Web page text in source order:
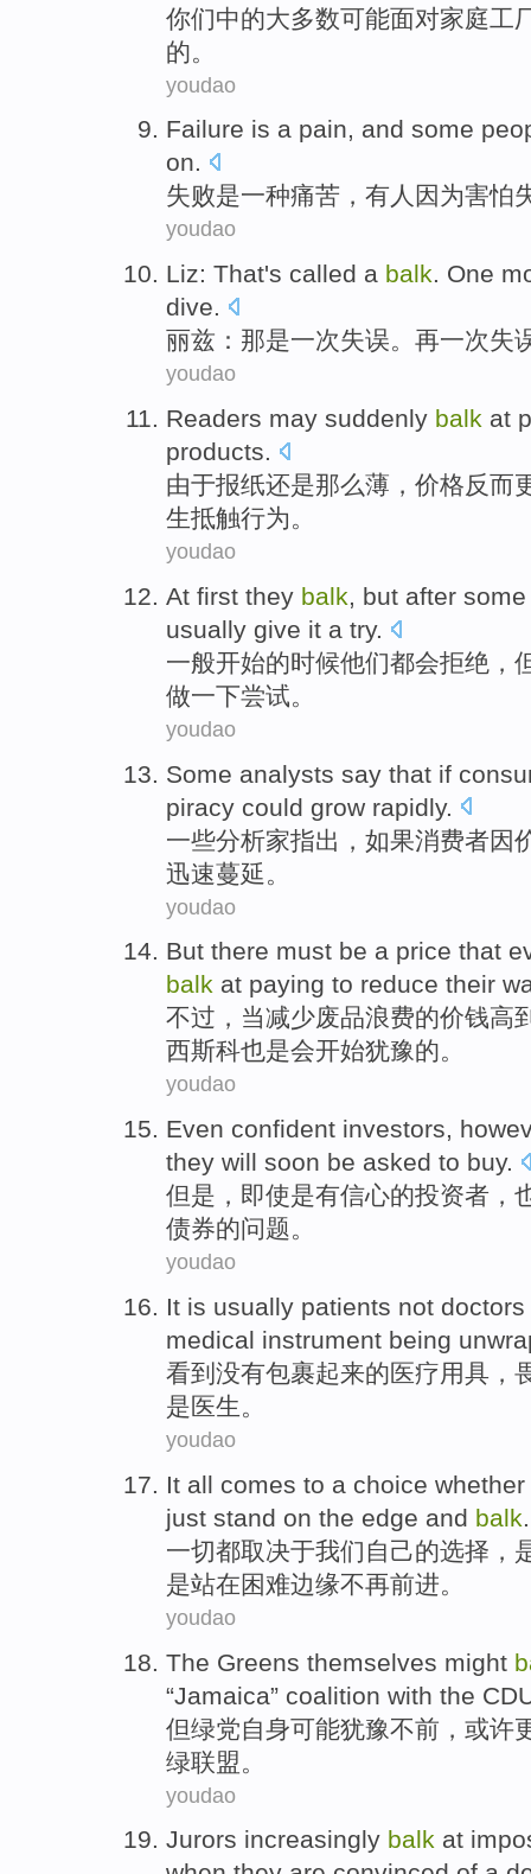
你们中的大多数可能面对家庭工
的。
youdao
Failure is a pain, and some
on.
失败是一种痛苦 ， 有人 因为害怕
youdao
Liz: That's called a balk. One
dive.
丽兹 ： 那是一次失误。 再一次失
youdao
Readers may suddenly balk at
products.
由于报纸还是那么薄， 价格反而
生抵触行为。
youdao
At first they balk, but after
usually give it a try.
一般开始的时候他们都会拒绝，
做一下尝试。
youdao
Some analysts say that if
piracy could grow rapidly.
一些分析家指出， 如果消费者因
迅速蔓延。
youdao
But there must be a price that
balk at paying to reduce their
不过 ，当减少废品浪费的价钱高
西斯科也是会开始犹豫的。
youdao
Even confident investors,
they will soon be asked to buy.
但是 ， 即使是有信心的投资者 ，
债券的问题。
youdao
It is usually patients not doctors
medical instrument being
看到 没有包裹起来的医疗用具 ，
是医生。
youdao
It all comes to a choice whether
just stand on the edge and balk.
一切都取决于我们 自己的选择 ，
是站在困难边缘不再前进。
youdao
The Greens themselves might
“Jamaica” coalition with the
但绿党自身可能犹豫不前 ， 或许
绿联盟 。
youdao
Jurors increasingly balk at